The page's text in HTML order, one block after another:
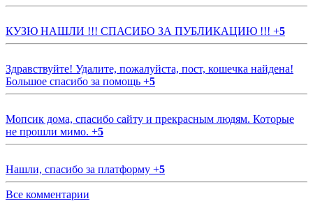
КУЗЮ НАШЛИ !!! СПАСИБО ЗА ПУБЛИКАЦИЮ !!! +5
Здравствуйте! Удалите, пожалуйста, пост, кошечка найдена!
Большое спасибо за помощь +5
Мопсик дома, спасибо сайту и прекрасным людям. Которые
не прошли мимо. +5
Нашли, спасибо за платформу +5
Все комментарии